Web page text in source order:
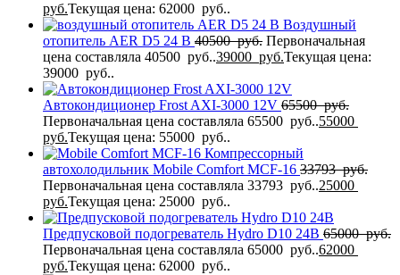
руб.Текущая цена: 62000 руб..
Воздушный
отопитель AER D5 24 В 40500руб. Первоначальная
цена составляла 40500 руб..39000 руб.Текущая цена:
39000 руб..
Автокондиционер Frost AXI-3000 12V 65500руб.
Первоначальная цена составляла 65500 руб..55000
руб.Текущая цена: 55000 руб..
Компрессорный
автохолодильник Mobile Comfort MCF-16 33793руб.
Первоначальная цена составляла 33793 руб..25000
руб.Текущая цена: 25000 руб..
Предпусковой подогреватель Hydro D10 24В 65000руб.
Первоначальная цена составляла 65000 руб..62000
руб.Текущая цена: 62000 руб..